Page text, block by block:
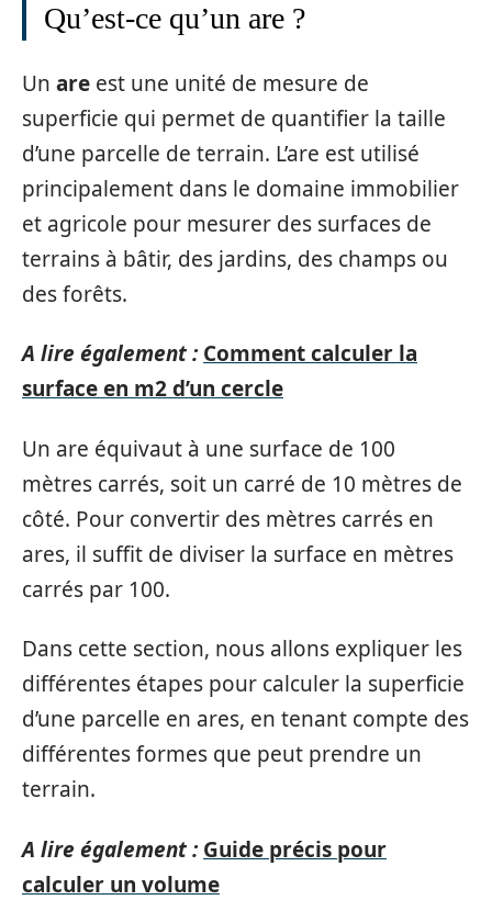
Qu’est-ce qu’un are ?
Un are est une unité de mesure de
superficie qui permet de quantifier la taille
d’une parcelle de terrain. L’are est utilisé
principalement dans le domaine immobilier
et agricole pour mesurer des surfaces de
terrains à bâtir, des jardins, des champs ou
des forêts.
A lire également : Comment calculer la
surface en m2 d’un cercle
Un are équivaut à une surface de 100
mètres carrés, soit un carré de 10 mètres de
côté. Pour convertir des mètres carrés en
ares, il suffit de diviser la surface en mètres
carrés par 100.
Dans cette section, nous allons expliquer les
différentes étapes pour calculer la superficie
d’une parcelle en ares, en tenant compte des
différentes formes que peut prendre un
terrain.
A lire également : Guide précis pour
calculer un volume